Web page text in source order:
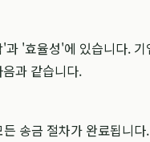
'효율성'에 있습니다. 기
과 같습니다.
송금 절차가 완료됩니다